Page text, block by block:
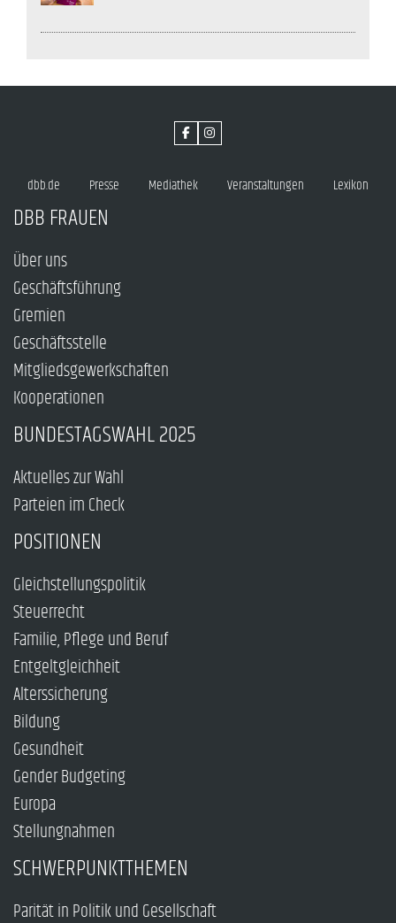
dbb.de Presse Mediathek Veranstaltungen Lexikon
DBB FRAUEN
Über uns
Geschäftsführung
Gremien
Geschäftsstelle
Mitgliedsgewerkschaften
Kooperationen
BUNDESTAGSWAHL 2025
Aktuelles zur Wahl
Parteien im Check
POSITIONEN
Gleichstellungspolitik
Steuerrecht
Familie, Pflege und Beruf
Entgeltgleichheit
Alterssicherung
Bildung
Gesundheit
Gender Budgeting
Europa
Stellungnahmen
SCHWERPUNKTTHEMEN
Parität in Politik und Gesellschaft